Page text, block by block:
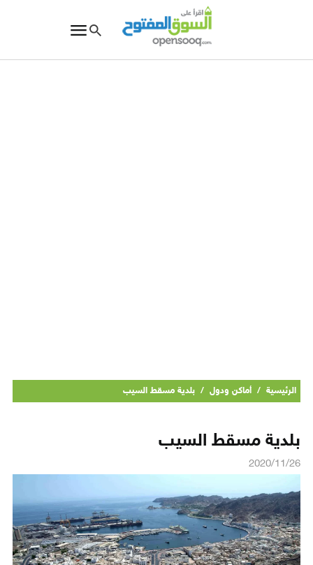
الرئيسية / أماكن ودول / بلدية مسقط السيب
بلدية مسقط السيب
2020/11/26